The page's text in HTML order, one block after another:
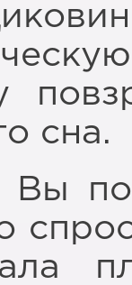
сна.